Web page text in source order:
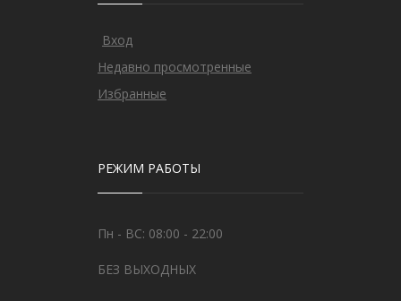
Вход
Недавно просмотренные
Избранные
РЕЖИМ РАБОТЫ
Пн - ВС: 08:00 - 22:00
БЕЗ ВЫХОДНЫХ